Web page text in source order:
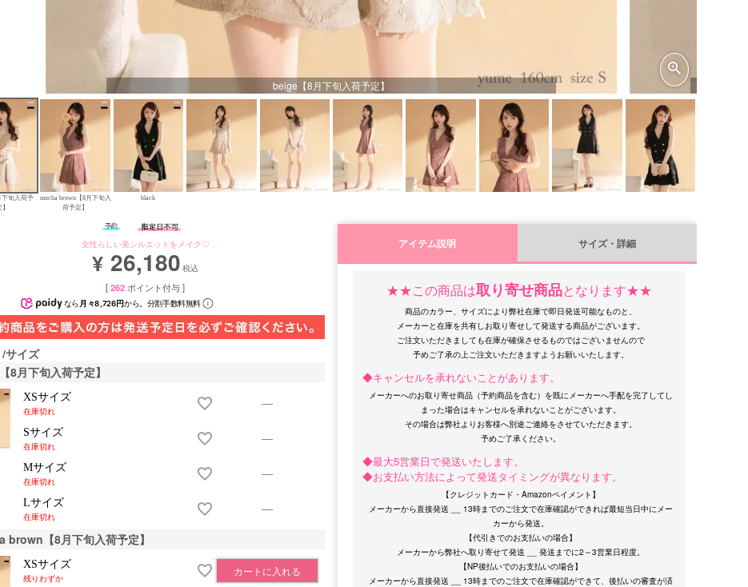
OriginalBrand
beige【8月下旬入荷予定】
下旬入荷予
mocha brown【8月下旬入
荷予定】
black
女性らしい美シルエットをメイク♡
¥ 26,180 税込
[262 ポイント付与 ]
なら 月々8,726円から。分割手数料無料
サイズ
8月下旬入荷予定】
XSサイズ
在庫切れ
—
Sサイズ
在庫切れ
—
Mサイズ
在庫切れ
—
Lサイズ
在庫切れ
—
brown【8月下旬入荷予定】
XSサイズ
残りわずか
カートに入れる
アイテム説明 サイズ・詳細
★★この商品は取り寄せ商品となります★★
商品のカラー、サイズにより弊社在庫で即日発送可能なものと、
メーカーと在庫を共有しお取り寄せして発送する商品がございます。
ご注文いただきましても在庫が確保させるものではございませんので
◆キャンセルを承れないことがあります。
メーカーへのお取り寄せ商品（予約商品を含む）を既にメーカーへ手配を完了してし
まった場合はキャンセルを承れないことがございます。
その場合は弊社よりお客様へ別途ご連絡をさせていただきます。
◆最大5営業日で発送いたします。
◆お支払い方法によって発送タイミングが異なります。
【クレジットカード・Amazonペイメント】
メーカーから直接発送 __ 13時までのご注文で在庫確認ができれば最短当日中にメー
カーから発送。
【代引きでのお支払いの場合】
メーカーから弊社へ取り寄せて発送 __ 発送までに2～3営業日程度。
【NP後払いでのお支払いの場合】
メーカーから直接発送 __ 13時までのご注文で在庫確認ができて、後払いの審査が済